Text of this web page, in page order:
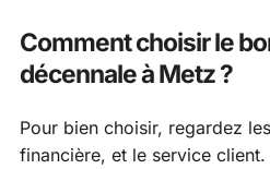
Comment choisir le
décennale à Metz ?
Pour bien choisir, regardez
financière, et le service